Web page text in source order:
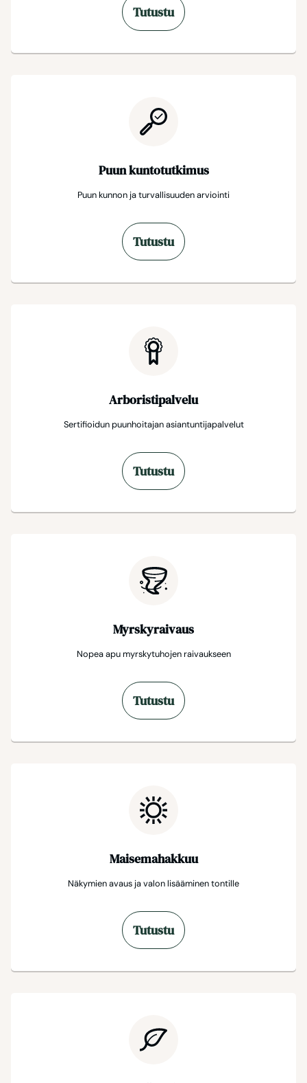
Tutustu
Puun kuntotutkimus
Puun kunnon ja turvallisuuden arviointi
Tutustu
Arboristipalvelu
Sertifioidun puunhoitajan asiantuntijapalvelut
Tutustu
Myrskyraivaus
Nopea apu myrskytuhojen raivaukseen
Tutustu
Maisemahakkuu
Näkymien avaus ja valon lisääminen tontille
Tutustu